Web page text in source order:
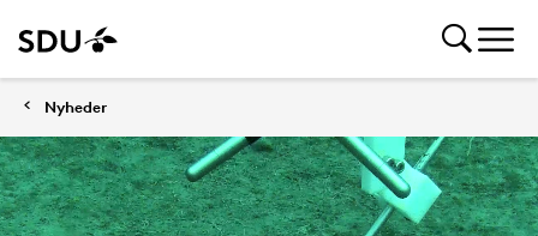
Nyheder